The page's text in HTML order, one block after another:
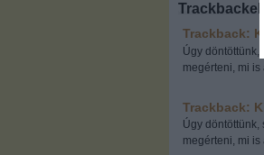
Trackback:
Úgy döntöttünk,
megérteni, mi is
Trackback:
Úgy
megérteni, mi is